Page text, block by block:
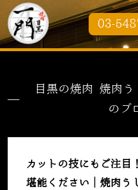
03-
目黒の焼肉 焼肉
のブ
カットの技にもご注目
堪能ください｜焼肉